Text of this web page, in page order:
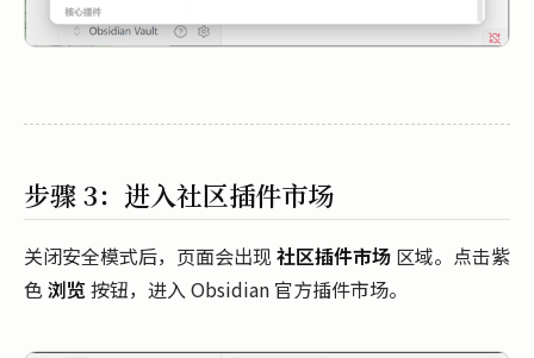
步骤 3：进入社区插件市场
关闭安全模式后，页面会出现社区插件市场 区域。点击紫
色浏览按钮，进入 Obsidian 官方插件市场。